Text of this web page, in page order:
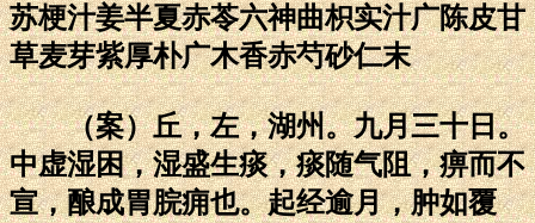
苏梗汁姜半夏赤苓六神曲枳实汁广陈皮甘
草麦芽紫厚朴广木香赤芍砂仁末
（案）丘，左，湖州。九月三十日。
中虚湿困，湿盛生痰，痰随气阻，痹而不
宣，酿成胃脘痈也。起经逾月，肿如覆